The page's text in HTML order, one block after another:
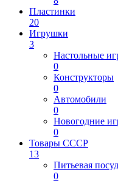
Пластинки
20
Игрушки
3
Настольные
0
Конструкторы
0
Автомобили
0
Новогодние
0
Товары СССР
13
Питьевая
0